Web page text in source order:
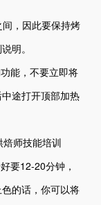
，因此要保持烤
明。
能，不要立即将
途打开顶部加热
要12-20分钟，
的话，你可以将